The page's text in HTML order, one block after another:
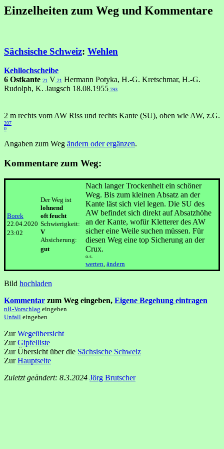
Einzelheiten zum Weg und Kommentare
Sächsische Schweiz: Wehlen
Kehllochscheibe
6 Ostkante 21 V 21 Hermann Potyka, H.-G. Kretschmar, H.-G.
Rudolph, K. Jaugsch 18.08.1955 793
2 m rechts vom AW Riss und rechts Kante (SU), oben wie AW, z.G.
397
0
Angaben zum Weg ändern oder ergänzen.
Kommentare zum Weg:
Borek
22.04.2020
23:02
Der Weg ist
lohnend
oft feucht
Schwierigkeit:
V
Absicherung:
gut
Nach langer Trockenheit ein schöner
Weg. Bis zum kleinen Absatz an der
Kante läst sich viel legen. Die SU des
AW befindet sich direkt auf Absatzhöhe
an der Kante, wofür Kletterer des AW
sicher eine Weile suchen müssen. Für
diesen Weg eine top Sicherung an der
Crux.
o.s.
werten ändern
Bild hochladen
Kommentar zum Weg eingeben, Eigene Begehung eintragen
nR-Vorschlag eingeben
Unfall eingeben
ZurWegeübersicht
ZurGipfelliste
Zur Übersicht über die Sächsische Schweiz
ZurHauptseite
Zuletzt geändert: 8.3.2024 Jörg Brutscher